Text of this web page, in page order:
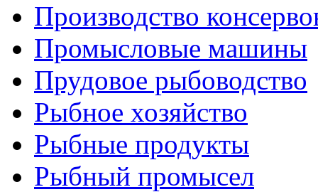
Производство
Промысловые машины
Прудовое рыбоводство
Рыбное хозяйство
Рыбные продукты
Рыбный промысел